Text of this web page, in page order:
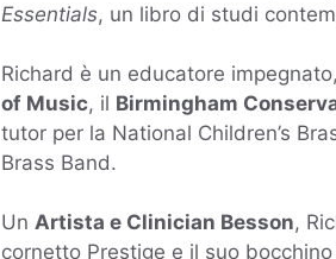
Essentials, un libro di studi
Richard è un educatore
of Music, il Birmingham
tutor per la National Children’s
Brass Band.
Un Artista e Clinician Besson,
cornetto Prestige e il suo